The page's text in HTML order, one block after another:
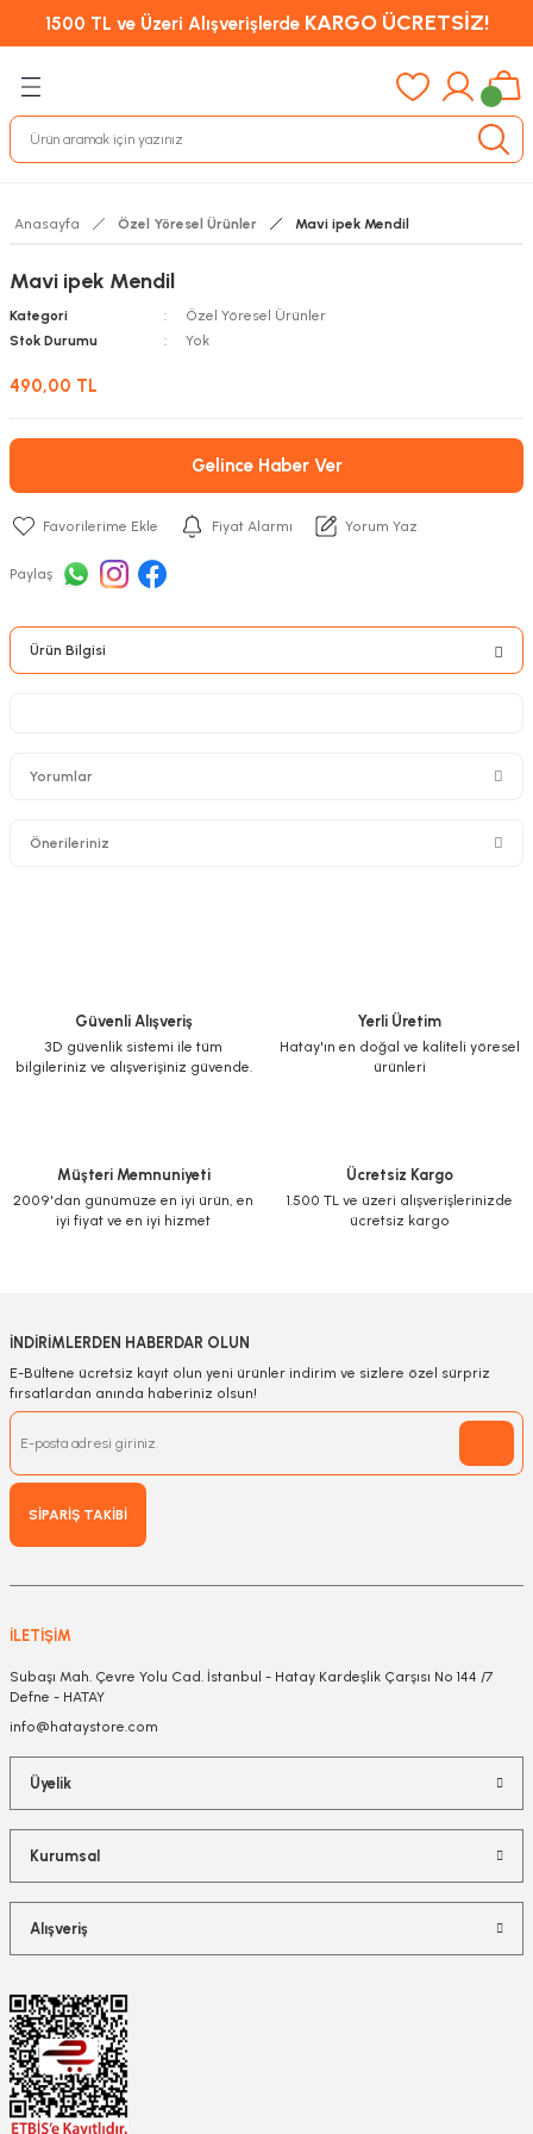
1500 TL ve Üzeri Alışverişlerde KARGO ÜCRETSİZ!
Anasayfa Özel Yöresel Ürünler Mavi ipek Mendil
Mavi ipek Mendil
Kategori
Özel Yöresel Ürünler
Stok Durumu
Yok
490,00 TL
Gelince Haber Ver
Fiyat Alarmı Yorum Yaz
Paylaş
Ürün Bilgisi
Yorumlar
Önerileriniz
Ürün resmi kalitesiz, bozuk veya görüntülenemiyor.
Ürün açıklamasında eksik bilgiler bulunuyor.
Bu ürüne benzer farklı alternatifler olmalı.
Gönder
Güvenli Alışveriş
3D güvenlik sistemi ile tüm
bilgileriniz ve alışverişiniz güvende.
Yerli Üretim
Hatay'ın en doğal ve kaliteli yöresel
ürünleri
Müşteri Memnuniyeti
2009'dan günümüze en iyi ürün, en
iyi fiyat ve en iyi hizmet
Ücretsiz Kargo
1.500 TL ve üzeri alışverişlerinizde
ücretsiz kargo
İNDİRİMLERDEN HABERDAR OLUN
E-Bültene ücretsiz kayıt olun yeni ürünler indirim ve sizlere özel sürpriz
fırsatlardan anında haberiniz olsun!
SİPARİŞ TAKİBİ
İLETİŞİM
Subaşı Mah. Çevre Yolu Cad. İstanbul - Hatay Kardeşlik Çarşısı No 144 /7
Defne - HATAY
info@hataystore.com
Üyelik
Kurumsal
Alışveriş